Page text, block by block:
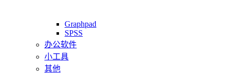
Graphpad
SPSS
办公软件
小工具
其他